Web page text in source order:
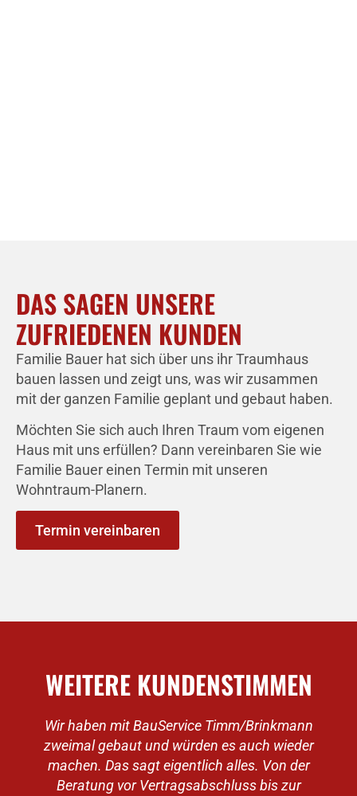
DAS SAGEN UNSERE
ZUFRIEDENEN KUNDEN
Familie Bauer hat sich über uns ihr Traumhaus
bauen lassen und zeigt uns, was wir zusammen
mit der ganzen Familie geplant und gebaut haben.
Möchten Sie sich auch Ihren Traum vom eigenen
Haus mit uns erfüllen? Dann vereinbaren Sie wie
Familie Bauer einen Termin mit unseren
Wohntraum-Planern.
Termin vereinbaren
WEITERE KUNDENSTIMMEN
Wir haben mit BauService Timm/Brinkmann
zweimal gebaut und würden es auch wieder
machen. Das sagt eigentlich alles. Von der
Beratung vor Vertragsabschluss bis zur